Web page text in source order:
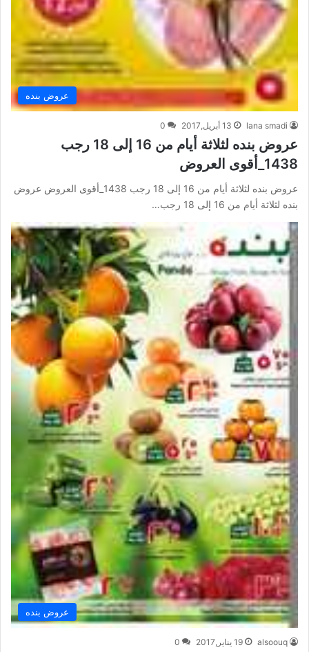
عروض بنده
lana smadi 13 أبريل,2017 0
عروض بنده لثلاثة أيام من 16 إلى 18 رجب
1438_أقوى العروض
عروض بنده لثلاثة أيام من 16 إلى 18 رجب 1438_أقوى العروض عروض
بنده لثلاثة أيام من 16 إلى 18 رجب…
عروض بنده
alsoouq 19 يناير,2017 0